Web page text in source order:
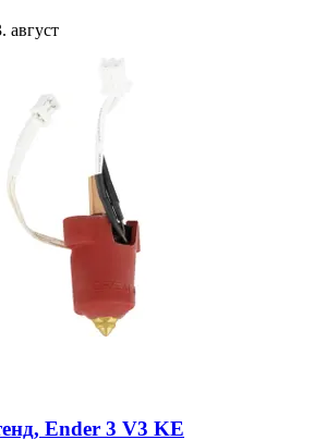
август
Ender 3 V3 KE